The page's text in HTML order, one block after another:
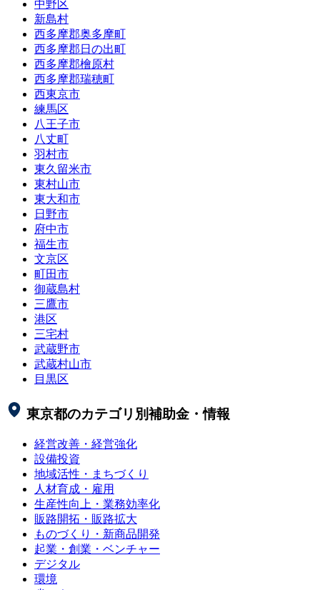
中野区
新島村
西多摩郡奥多摩町
西多摩郡日の出町
西多摩郡檜原村
西多摩郡瑞穂町
西東京市
練馬区
八王子市
八丈町
羽村市
東久留米市
東村山市
東大和市
日野市
府中市
福生市
文京区
町田市
御蔵島村
三鷹市
港区
三宅村
武蔵野市
武蔵村山市
目黒区
東京都のカテゴリ別補助金・情報
経営改善・経営強化
設備投資
地域活性・まちづくり
人材育成・雇用
生産性向上・業務効率化
販路開拓・販路拡大
ものづくり・新商品開発
起業・創業・ベンチャー
デジタル
環境